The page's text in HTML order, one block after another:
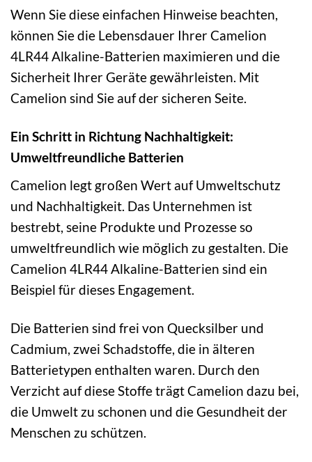
Wenn Sie diese einfachen Hinweise beachten,
können Sie die Lebensdauer Ihrer Camelion
4LR44 Alkaline-Batterien maximieren und die
Sicherheit Ihrer Geräte gewährleisten. Mit
Camelion sind Sie auf der sicheren Seite.
Ein Schritt in Richtung Nachhaltigkeit:
Umweltfreundliche Batterien
Camelion legt großen Wert auf Umweltschutz
und Nachhaltigkeit. Das Unternehmen ist
bestrebt, seine Produkte und Prozesse so
umweltfreundlich wie möglich zu gestalten. Die
Camelion 4LR44 Alkaline-Batterien sind ein
Beispiel für dieses Engagement.
Die Batterien sind frei von Quecksilber und
Cadmium, zwei Schadstoffe, die in älteren
Batterietypen enthalten waren. Durch den
Verzicht auf diese Stoffe trägt Camelion dazu bei,
die Umwelt zu schonen und die Gesundheit der
Menschen zu schützen.